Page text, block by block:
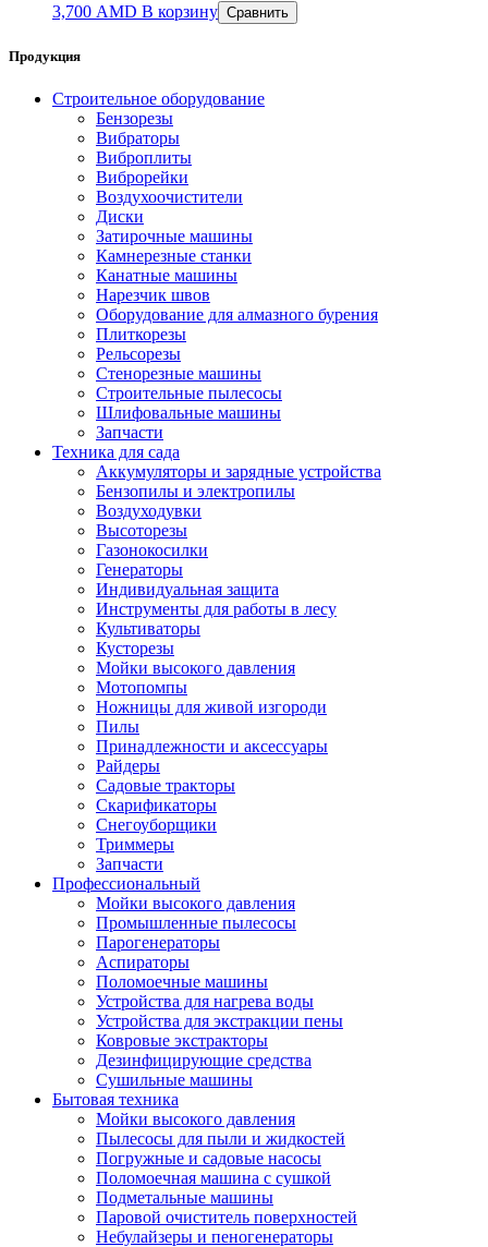
3,700 AMD В корзину Сравнить
Продукция
Строительное оборудование
Бензорезы
Вибраторы
Виброплиты
Виброрейки
Воздухоочистители
Диски
Затирочные машины
Камнерезные станки
Канатные машины
Нарезчик швов
Оборудование для алмазного бурения
Плиткорезы
Рельсорезы
Стенорезные машины
Строительные пылесосы
Шлифовальные машины
Запчасти
Техника для сада
Аккумуляторы и зарядные устройства
Бензопилы и электропилы
Воздуходувки
Высоторезы
Газонокосилки
Генераторы
Индивидуальная защита
Инструменты для работы в лесу
Культиваторы
Кусторезы
Мойки высокого давления
Мотопомпы
Ножницы для живой изгороди
Пилы
Принадлежности и аксессуары
Райдеры
Садовые тракторы
Скарификаторы
Снегоуборщики
Триммеры
Запчасти
Профессиональный
Мойки высокого давления
Промышленные пылесосы
Парогенераторы
Аспираторы
Поломоечные машины
Устройства для нагрева воды
Устройства для экстракции пены
Ковровые экстракторы
Дезинфицирующие средства
Сушильные машины
Бытовая техника
Мойки высокого давления
Пылесосы для пыли и жидкостей
Погружные и садовые насосы
Поломоечная машина с сушкой
Подметальные машины
Паровой очиститель поверхностей
Небулайзеры и пеногенераторы